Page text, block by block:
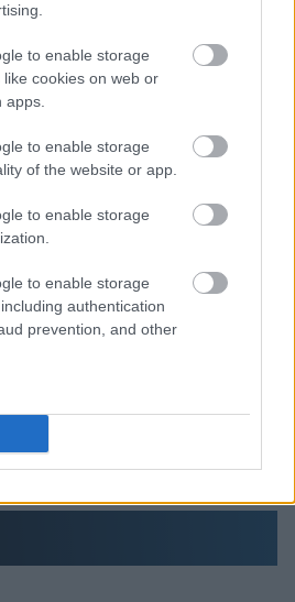
to enable storage
cookies on web or
to enable storage
of the website or app.
to enable storage
to enable storage
authentication
prevention, and other
στιγμή
ατζέντα» στο δρόμο για το
της Καρυστιανού - Στον
τα «πράσινα»,
σπίτια για τις
λίστα με τα μεγάλα